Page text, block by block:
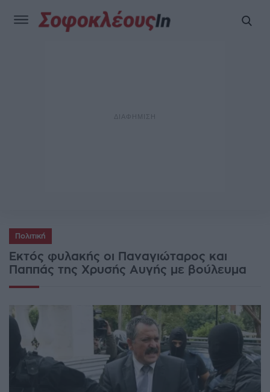
Πολιτική
Εκτός φυλακής οι Παναγιώταρος και
Παππάς της Χρυσής Αυγής με βούλευμα